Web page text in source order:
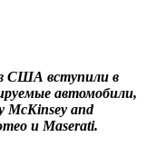
США вступили в
автомобили,
McKinsey and
и Maserati.